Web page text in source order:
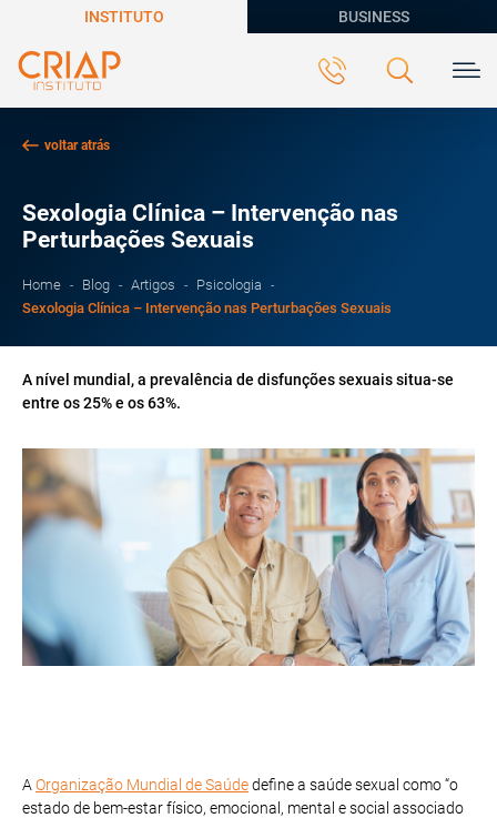
INSTITUTO BUSINESS
voltar atrás
Sexologia Clínica – Intervenção nas
Perturbações Sexuais
Home Blog Artigos
Psicologia
Sexologia Clínica – Intervenção nas Perturbações Sexuais
A nível mundial, a prevalência de disfunções sexuais situa-se
entre os 25% e os 63%.
A Organização Mundial de Saúdedefine a saúde sexual como “o
estado de bem-estar físico, emocional, mental e social associado